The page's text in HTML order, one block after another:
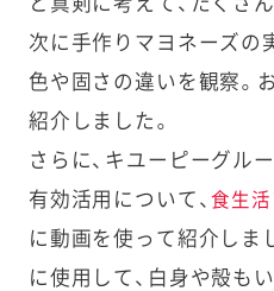
次に手作りマヨネーズの
色や固さの違いを観察。
紹介しました。
さらに、キユーピーグル
有効活用について、食生
に動画を使って紹介しま
に使用して、白身や殻も